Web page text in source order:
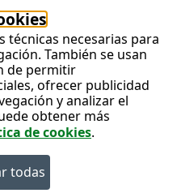
técnicas necesarias para
También se usan
de permitir
ofrecer publicidad
y analizar el
obtener más
de cookies.